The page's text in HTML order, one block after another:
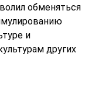
обменяться
и
других